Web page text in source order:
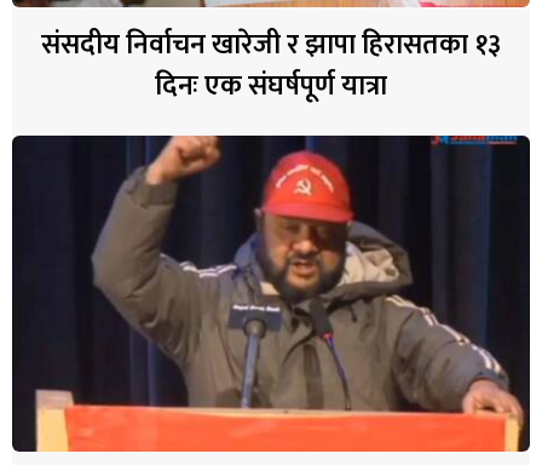
संसदीय निर्वाचन खारेजी र झापा हिरासतका १३
दिनः एक संघर्षपूर्ण यात्रा